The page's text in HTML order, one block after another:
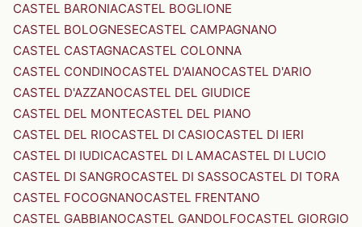
CASTEL BARONIACASTEL BOGLIONE
CASTEL BOLOGNESECASTEL CAMPAGNANO
CASTEL CASTAGNACASTEL COLONNA
CASTEL CONDINOCASTEL D'AIANOCASTEL D'ARIO
CASTEL D'AZZANOCASTEL DEL GIUDICE
CASTEL DEL MONTECASTEL DEL PIANO
CASTEL DEL RIOCASTEL DI CASIOCASTEL DI IERI
CASTEL DI IUDICACASTEL DI LAMACASTEL DI LUCIO
CASTEL DI SANGROCASTEL DI SASSOCASTEL DI TORA
CASTEL FOCOGNANOCASTEL FRENTANO
CASTEL GABBIANOCASTEL GANDOLFOCASTEL GIORGIO